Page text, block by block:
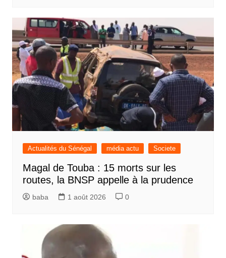
Actualités du Sénégal média actu Societe
Magal de Touba : 15 morts sur les
routes, la BNSP appelle à la prudence
baba 1 août 2026 0